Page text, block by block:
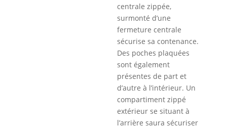
centrale zippée,
surmonté d’une
fermeture centrale
sécurise sa contenance.
Des poches plaquées
sont également
présentes de part et
d’autre à l’intérieur. Un
compartiment zippé
extérieur se situant à
l’arrière saura sécuriser